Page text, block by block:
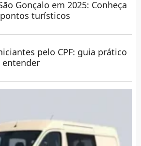
Gonçalo em 2025: Conheça
turísticos
pelo CPF: guia prático
entender